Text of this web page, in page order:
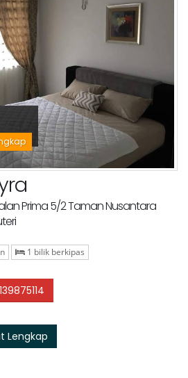
Prima 5/2 Taman Nusantara
1 bilik berkipas
Lengkap